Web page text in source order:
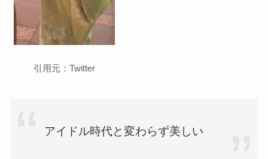
引用元：Twitter
アイドル時代と変わらず美しい